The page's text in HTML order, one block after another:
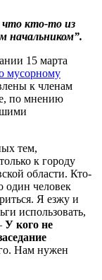
что кто-то из
начальником”.
15 марта
мусорному
к членам
по мнению
тем,
к городу
области. Кто-
один человек
Я езжу и
использовать,
У кого не
Нам нужен